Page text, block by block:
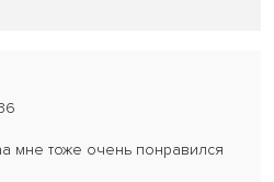
мне тоже очень понравился